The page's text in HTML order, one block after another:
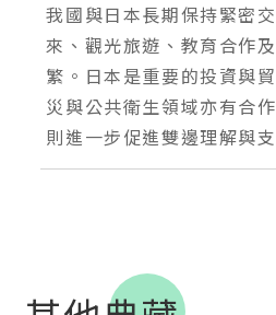
我國與日本長期保持緊密
來、觀光旅遊、教育合作
繁。日本是重要的投資與
災與公共衛生領域亦有合